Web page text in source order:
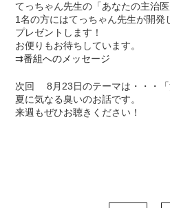
てっちゃん先生の「あなたの主治医
1名の方にはてっちゃん先生が開発
プレゼントします！
お便りもお待ちしています。
⇉番組へのメッセージ
次回 8月23日のテーマは・・・「
夏に気なる臭いのお話です。
来週もぜひお聴きください！